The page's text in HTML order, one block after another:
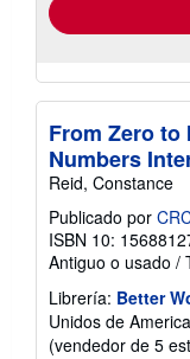
From Zero to
Numbers
Reid, Constance
Publicado por
ISBN 10:
Antiguo o usado /
Librería: Better
Unidos de America
(vendedor de 5